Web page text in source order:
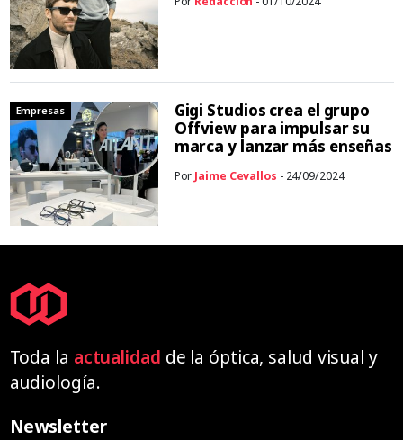
Empresas
Gigi Studios crea el grupo
Offview para impulsar su
marca y lanzar más enseñas
PorJaime Cevallos - 24/09/2024
Toda la actualidad de la óptica, salud visual y
audiología.
Newsletter